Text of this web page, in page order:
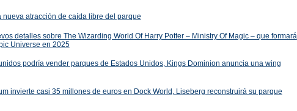
nueva atracción de caída libre del parque
detalles sobre The Wizarding World Of Harry Potter – Ministry Of Magic – que formará
Universe en 2025
podría vender parques de Estados Unidos, Kings Dominion anuncia una wing
invierte casi 35 millones de euros en Dock World, Liseberg reconstruirá su parque